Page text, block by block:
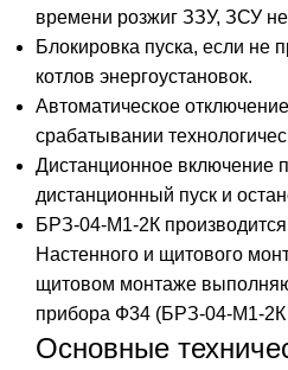
времени розжиг ЗЗУ, ЗСУ
Блокировка пуска, если не
котлов энергоустановок.
Автоматическое
срабатывании
Дистанционное включение
дистанционный пуск и
БРЗ-04-М1-2К
Настенного и щитового
щитовом монтаже
прибора Ф34 (БРЗ-04-М1-
Основные